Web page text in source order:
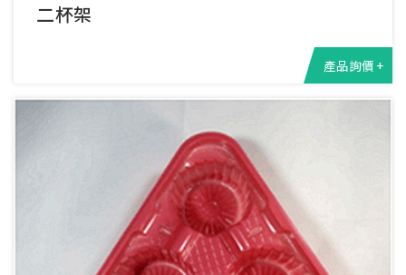
二杯架
產品詢價 +